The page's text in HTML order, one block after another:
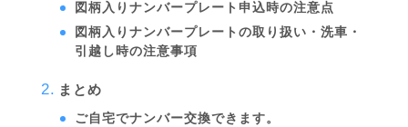
図柄入りナンバープレート申込時の注意点
図柄入りナンバープレートの取り扱い・洗車・
引越し時の注意事項
まとめ
ご自宅でナンバー交換できます。